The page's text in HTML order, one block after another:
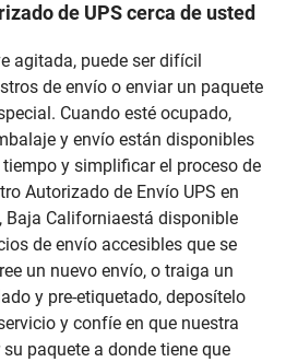
de UPS cerca de usted
agitada, puede ser difícil
de envío o enviar un paquete
Cuando esté ocupado,
y envío están disponibles
y simplificar el proceso de
Autorizado de Envío UPS en
Baja Californiaestá disponible
de envío accesibles que se
un nuevo envío, o traiga un
y pre-etiquetado, deposítelo
y confíe en que nuestra
paquete a donde tiene que